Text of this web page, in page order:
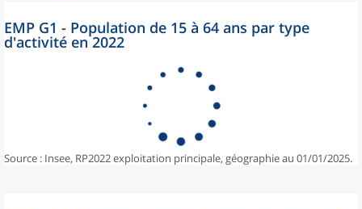
EMP G1 - Population de 15 à 64 ans par type
d'activité en 2022
Source : Insee, RP2022 exploitation principale, géographie au 01/01/2025.